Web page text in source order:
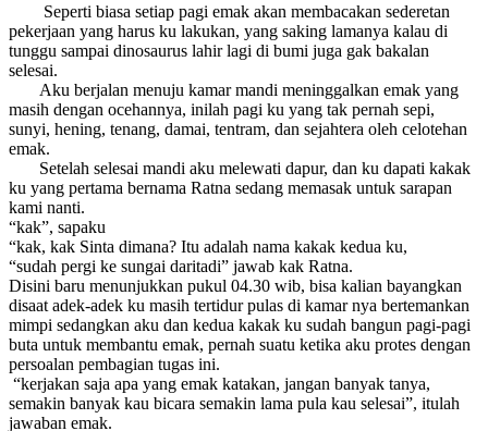
Seperti biasa setiap pagi emak akan membacakan sederetan
pekerjaan yang harus ku lakukan, yang saking lamanya kalau di
tunggu sampai dinosaurus lahir lagi di bumi juga gak bakalan
selesai.
Aku berjalan menuju kamar mandi meninggalkan emak yang
masih dengan ocehannya, inilah pagi ku yang tak pernah sepi,
sunyi, hening, tenang, damai, tentram, dan sejahtera oleh celotehan
emak.
Setelah selesai mandi aku melewati dapur, dan ku dapati kakak
ku yang pertama bernama Ratna sedang memasak untuk sarapan
kami nanti.
“kak”, sapaku
“kak, kak Sinta dimana? Itu adalah nama kakak kedua ku,
“sudah pergi ke sungai daritadi” jawab kak Ratna.
Disini baru menunjukkan pukul 04.30 wib, bisa kalian bayangkan
disaat adek-adek ku masih tertidur pulas di kamar nya bertemankan
mimpi sedangkan aku dan kedua kakak ku sudah bangun pagi-pagi
buta untuk membantu emak, pernah suatu ketika aku protes dengan
persoalan pembagian tugas ini.
“kerjakan saja apa yang emak katakan, jangan banyak tanya,
semakin banyak kau bicara semakin lama pula kau selesai”, itulah
jawaban emak.